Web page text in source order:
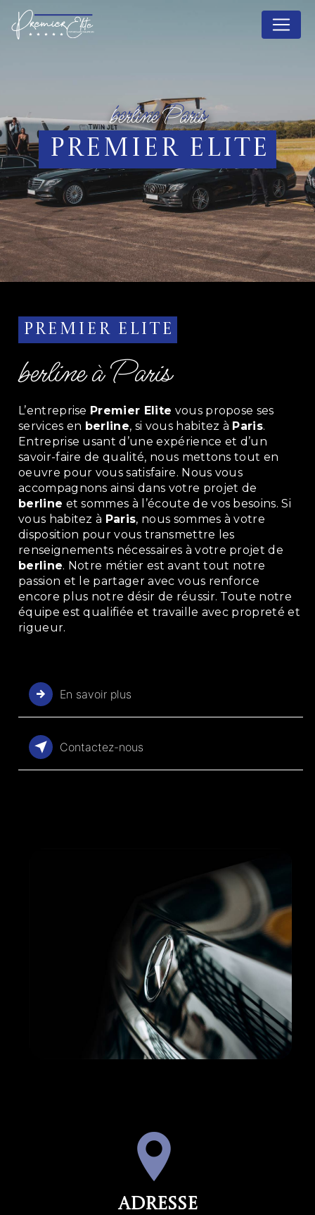
berline Paris
Premier Elite
Premier Elite
berline à Paris
L’entreprise Premier Elite vous propose ses
services en berline, si vous habitez à Paris.
Entreprise usant d’une expérience et d’un
savoir-faire de qualité, nous mettons tout en
oeuvre pour vous satisfaire. Nous vous
accompagnons ainsi dans votre projet de
berline et sommes à l’écoute de vos besoins. Si
vous habitez à Paris, nous sommes à votre
disposition pour vous transmettre les
renseignements nécessaires à votre projet de
berline. Notre métier est avant tout notre
passion et le partager avec vous renforce
encore plus notre désir de réussir. Toute notre
équipe est qualifiée et travaille avec propreté et
rigueur.
En savoir plus
Contactez-nous
Adresse
Panneau de gestion des cookies